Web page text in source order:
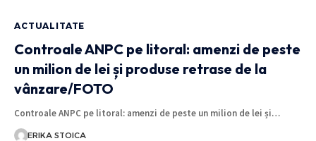
ACTUALITATE
Controale ANPC pe litoral: amenzi de peste
un milion de lei și produse retrase de la
vânzare/FOTO
Controale ANPC pe litoral: amenzi de peste un milion de lei și…
ERIKA STOICA